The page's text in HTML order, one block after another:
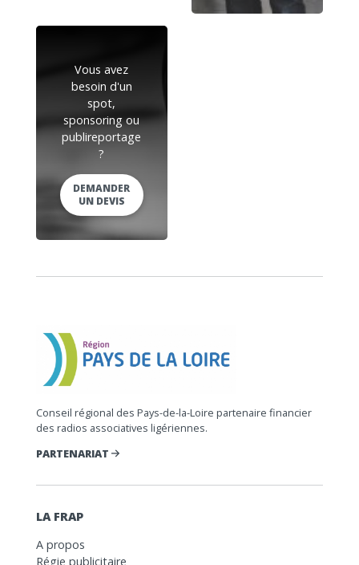
Vous avez
besoin d'un
spot,
sponsoring ou
publireportage
?
DEMANDER
UN DEVIS
Conseil régional des Pays-de-la-Loire partenaire financier
des radios associatives ligériennes.
PARTENARIAT
LA FRAP
A propos
Régie publicitaire